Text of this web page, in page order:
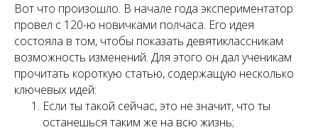
Вот что произошло. В начале года экспериментатор
провел с 120-ю новичками полчаса. Его идея
состояла в том, чтобы показать девятиклассникам
возможность изменений. Для этого он дал ученикам
прочитать короткую статью, содержащую несколько
ключевых идей:
Если ты такой сейчас, это не значит, что ты
останешься таким же на всю жизнь;